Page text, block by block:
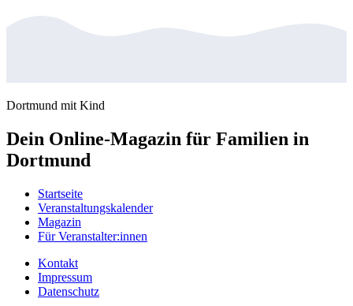
Dortmund mit Kind
Dein Online-Magazin für Familien in
Dortmund
Startseite
Veranstaltungskalender
Magazin
Für Veranstalter:innen
Kontakt
Impressum
Datenschutz